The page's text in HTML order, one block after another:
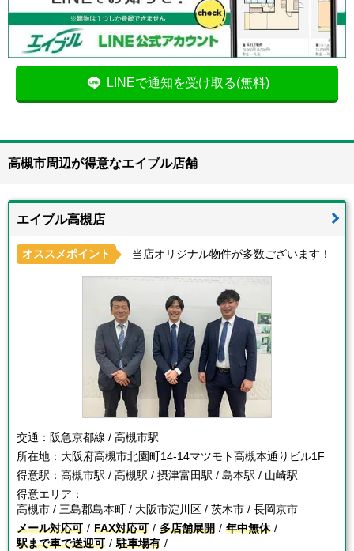
LINEで通知を受け取る(無料)
高槻市周辺が得意なエイブル店舗
エイブル高槻店
オススメポイント 当店オリジナル物件が多数ございます！
交通： 阪急京都線 / 高槻市駅
所在地： 大阪府高槻市北園町14-14マツモト高槻本通りビル1F
得意駅： 高槻市駅 / 高槻駅 / 摂津富田駅 / 島本駅 / 山崎駅
得意エリア：
高槻市 / 三島郡島本町 / 大阪市淀川区 / 茨木市 / 長岡京市
メール対応可
FAX対応可 多店舗展開
年中無休
駅まで車で送迎可
駐車場有